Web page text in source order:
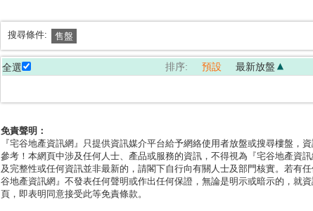
搜尋條件: 售盤
全選 排序: 預設 最新放盤
免責聲明：
『宅谷地產資訊網』只提供資訊媒介平台給予網絡使用者放盤或搜尋樓盤
參考！本網頁中涉及任何人士、產品或服務的資訊，不得視為『宅谷地產資
及完整性或任何資訊並非最新的，請閣下自行向有關人士及部門核實。若有
谷地產資訊網』不發表任何聲明或作出任何保證，無論是明示或暗示的，就
頁，即表明同意接受此等免責條款。